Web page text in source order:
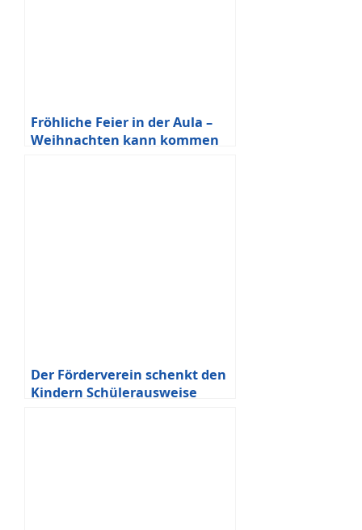
Fröhliche Feier in der Aula –
Weihnachten kann kommen
Der Förderverein schenkt den
Kindern Schülerausweise